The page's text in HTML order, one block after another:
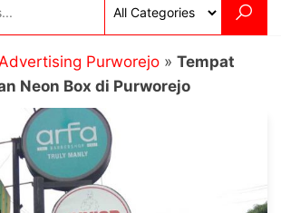
Advertising Purworejo » Tempat
Neon Box di Purworejo